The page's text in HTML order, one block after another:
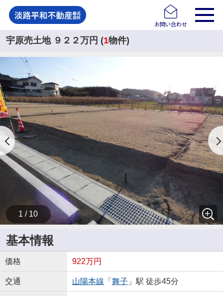
お問い合わせ
宇原売土地 ９２２万円 (1物件)
1 / 10
基本情報
価格 922万円
交通 山陽本線 「 舞子 」駅 徒歩45分